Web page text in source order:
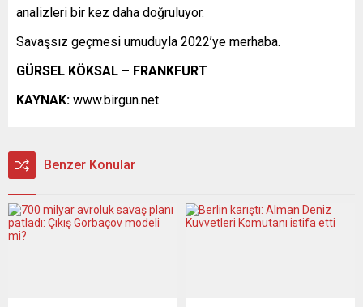
analizleri bir kez daha doğruluyor.
Savaşsız geçmesi umuduyla 2022’ye merhaba.
GÜRSEL KÖKSAL – FRANKFURT
KAYNAK: www.birgun.net
Benzer Konular